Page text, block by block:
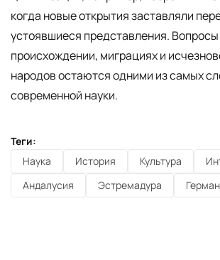
когда новые открытия заставляли
устоявшиеся представления.
происхождении, миграциях и
народов остаются одними из самых
современной науки.
Теги:
Наука
История Культура
Андалусия
Эстремадура